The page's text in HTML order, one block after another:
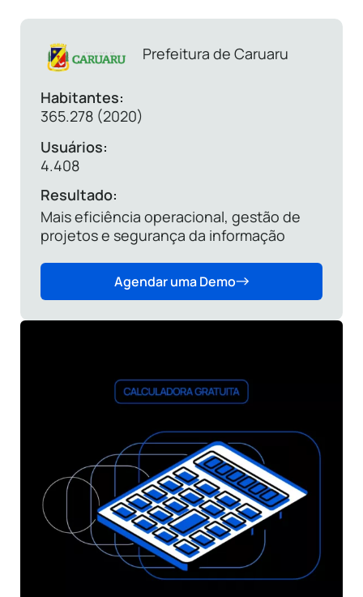
Prefeitura de Caruaru
Habitantes:
365.278 (2020)
Usuários:
4.408
Resultado:
Mais eficiência operacional, gestão de
projetos e segurança da informação
Agendar uma Demo